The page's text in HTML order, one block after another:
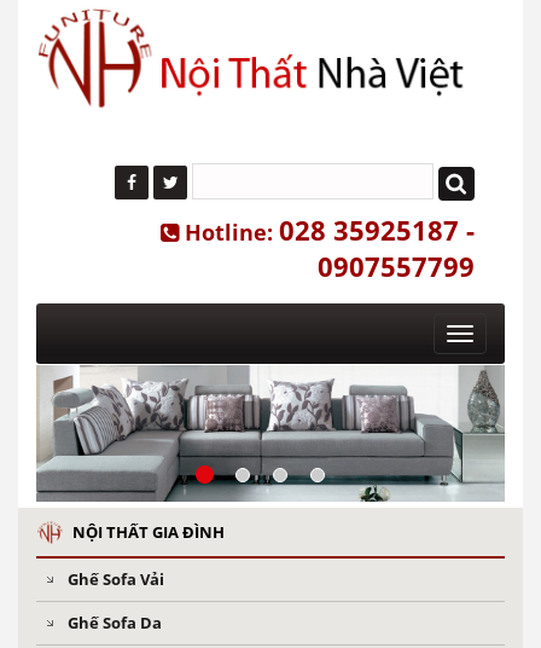
Hotline: 028 35925187 -
0907557799
Toggle
NỘI THẤT GIA ĐÌNH
Ghế Sofa Vải
Ghế Sofa Da